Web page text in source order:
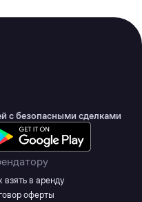
с безопасными сделками
взять в аренду
оферты